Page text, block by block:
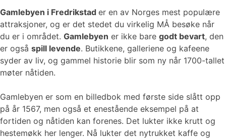
Gamlebyen i Fredrikstad er en av Norges mest populære
attraksjoner, og er det stedet du virkelig MÅ besøke når
du er i området. Gamlebyen er ikke bare godt bevart, den
er også spill levende. Butikkene, galleriene og kafeene
syder av liv, og gammel historie blir som ny når 1700-tallet
møter nåtiden.
Gamlebyen er som en billedbok med første side slått opp
på år 1567, men også et enestående eksempel på at
fortiden og nåtiden kan forenes. Det lukter ikke krutt og
hestemøkk her lenger. Nå lukter det nytrukket kaffe og